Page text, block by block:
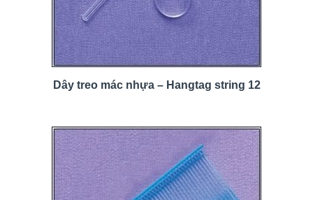
Dây treo mác nhựa – Hangtag string 12